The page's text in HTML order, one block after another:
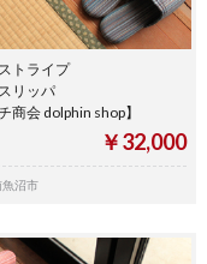
トライプ
リッパ
商会 dolphin shop】
￥32,000
魚沼市